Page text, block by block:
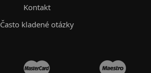
Kontakt
Často kladené otázky